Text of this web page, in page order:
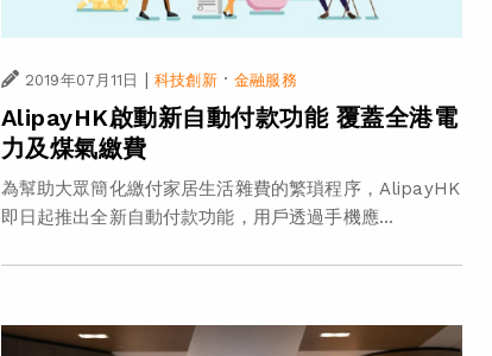
2019年07月11日 | 科技創新·金融服務
AlipayHK啟動新自動付款功能 覆蓋全港電
力及煤氣繳費
為幫助大眾簡化繳付家居生活雜費的繁瑣程序，AlipayHK
即日起推出全新自動付款功能，用戶透過手機應...